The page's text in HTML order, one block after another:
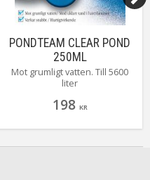
PONDTEAM CLEAR POND
250ML
Mot grumligt vatten. Till 5600
liter
198 KR